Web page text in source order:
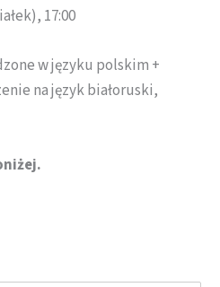
17:00
w języku polskim +
na język białoruski,